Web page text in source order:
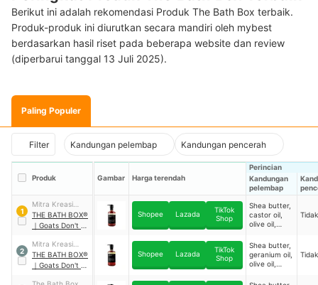
Berikut ini adalah rekomendasi Produk The Bath Box terbaik.
Produk-produk ini diurutkan secara mandiri oleh mybest
berdasarkan hasil riset pada beberapa website dan review
(diperbarui tanggal 13 Juli 2025).
Paling Populer
Filter Kandungan pelembap Kandungan pencerah
Produk Gambar Harga terendah
Perincian
Kandungan
pelembap
1
Mitra Kreasi
Natural
THE BATH BOX®
｜ Goats Don't Lie
Soap
Shopee Lazada
TikTok
Shop
Shea butter,
castor oil,
olive oil,
jojoba oil
2
Mitra Kreasi
Natural
THE BATH BOX®
｜ Goats Don't Lie
Shopee Lazada
TikTok
Shop
Shea butter,
geranium oil,
olive oil,
jojoba oil